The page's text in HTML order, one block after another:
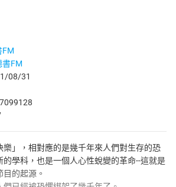
FM
書FM
08/31
樂」，相對應的是幾千年來人們對生存的恐
學科，也是一個人心性蛻變的革命--這就是
目的起源。